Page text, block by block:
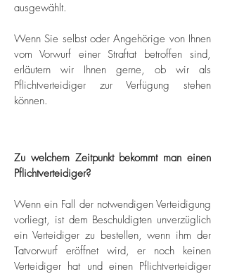
ausgewählt.
Wenn Sie selbst oder Angehörige von Ihnen
vom Vorwurf einer Straftat betroffen sind,
erläutern wir Ihnen gerne, ob wir als
Pflichtverteidiger zur Verfügung stehen
können.
Zu welchem Zeitpunkt bekommt man einen
Pflichtverteidiger?
Wenn ein Fall der notwendigen Verteidigung
vorliegt, ist dem Beschuldigten unverzüglich
ein Verteidiger zu bestellen, wenn ihm der
Tatvorwurf eröffnet wird, er noch keinen
Verteidiger hat und einen Pflichtverteidiger